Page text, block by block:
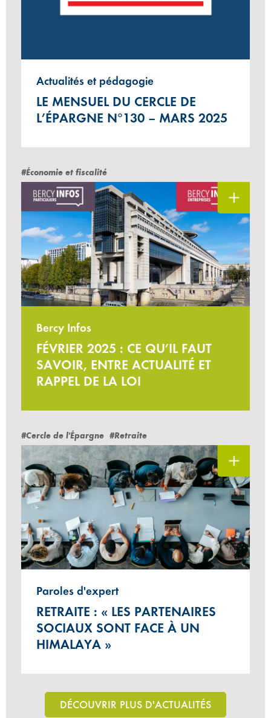
Actualités et pédagogie
LE MENSUEL DU CERCLE DE
L’ÉPARGNE N°130 – MARS 2025
#Économie et fiscalité
Bercy Infos
FÉVRIER 2025 : CE QU’IL FAUT
SAVOIR, ENTRE ACTUALITÉ ET
RAPPEL DE LA LOI
#Cercle de l'Épargne #Retraite
Paroles d'expert
RETRAITE : « LES PARTENAIRES
SOCIAUX SONT FACE À UN
HIMALAYA »
DÉCOUVRIR PLUS D'ACTUALITÉS